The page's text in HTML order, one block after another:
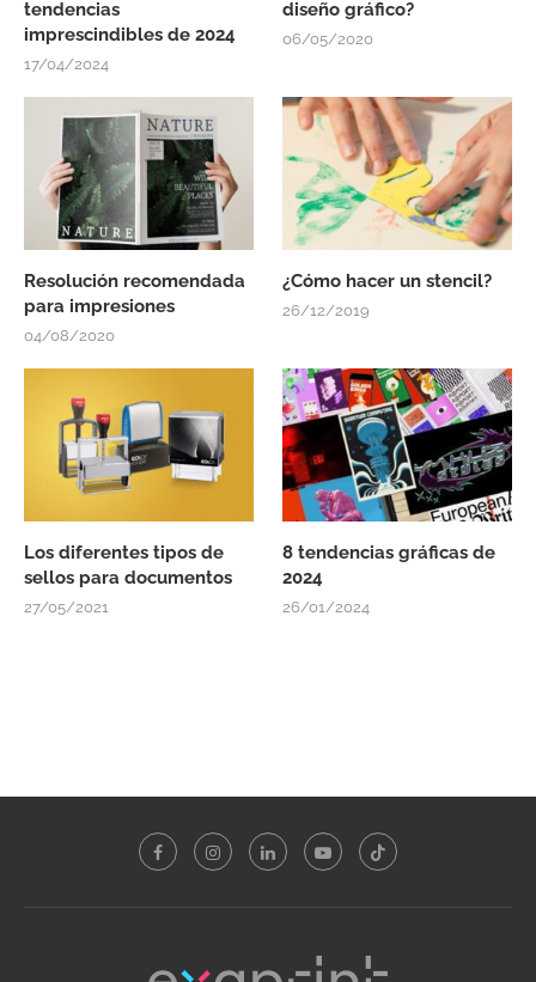
tendencias
imprescindibles de 2024
17/04/2024
diseño gráfico?
06/05/2020
Resolución recomendada
para impresiones
04/08/2020
¿Cómo hacer un stencil?
26/12/2019
Los diferentes tipos de
sellos para documentos
27/05/2021
8 tendencias gráficas de
2024
26/01/2024